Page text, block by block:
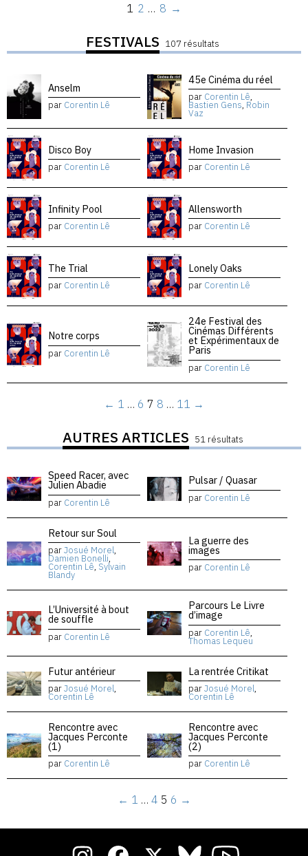
1 2 … 8 →
FESTIVALS 107 résultats
Anselm
par Corentin Lê
45e Cinéma du réel
par Corentin Lê,
Bastien Gens, Robin
Vaz
Disco Boy
par Corentin Lê
Home Invasion
par Corentin Lê
Infinity Pool
par Corentin Lê
Allensworth
par Corentin Lê
The Trial
par Corentin Lê
Lonely Oaks
par Corentin Lê
Notre corps
par Corentin Lê
24e Festival des
Cinémas Différents
et Expérimentaux de
Paris
par Corentin Lê
← 1 … 6 7 8 … 11 →
AUTRES ARTICLES 51 résultats
Speed Racer, avec
Julien Abadie
par Corentin Lê
Pulsar / Quasar
par Corentin Lê
Retour sur Soul
parJosué Morel,
Damien Bonelli,
Corentin Lê, Sylvain
Blandy
La guerre des
images
par Corentin Lê
L’Université à bout
de souffle
par Corentin Lê
Parcours Le Livre
d’image
par Corentin Lê,
Thomas Lequeu
Futur antérieur
parJosué Morel,
Corentin Lê
La rentrée Critikat
parJosué Morel,
Corentin Lê
Rencontre avec
Jacques Perconte
(1)
par Corentin Lê
Rencontre avec
Jacques Perconte
(2)
par Corentin Lê
← 1 … 4 5 6 →